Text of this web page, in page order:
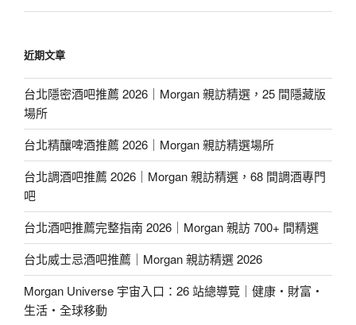
近期文章
台北隱密酒吧推薦 2026｜Morgan 親訪精選，25 間隱藏版
場所
台北精釀啤酒推薦 2026｜Morgan 親訪精選場所
台北調酒吧推薦 2026｜Morgan 親訪精選，68 間調酒專門
吧
台北酒吧推薦完整指南 2026｜Morgan 親訪 700+ 間精選
台北威士忌酒吧推薦｜Morgan 親訪精選 2026
Morgan Universe 宇宙入口：26 站總導覽｜健康・財富・
生活・全球移動